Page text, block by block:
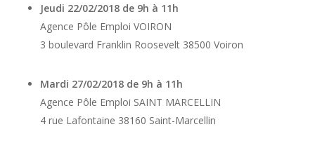
Jeudi 22/02/2018 de 9h à 11h
Agence Pôle Emploi VOIRON
3 boulevard Franklin Roosevelt 38500 Voiron
Mardi 27/02/2018 de 9h à 11h
Agence Pôle Emploi SAINT MARCELLIN
4 rue Lafontaine 38160 Saint-Marcellin